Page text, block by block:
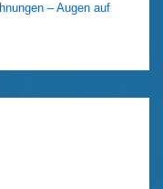
– Augen auf